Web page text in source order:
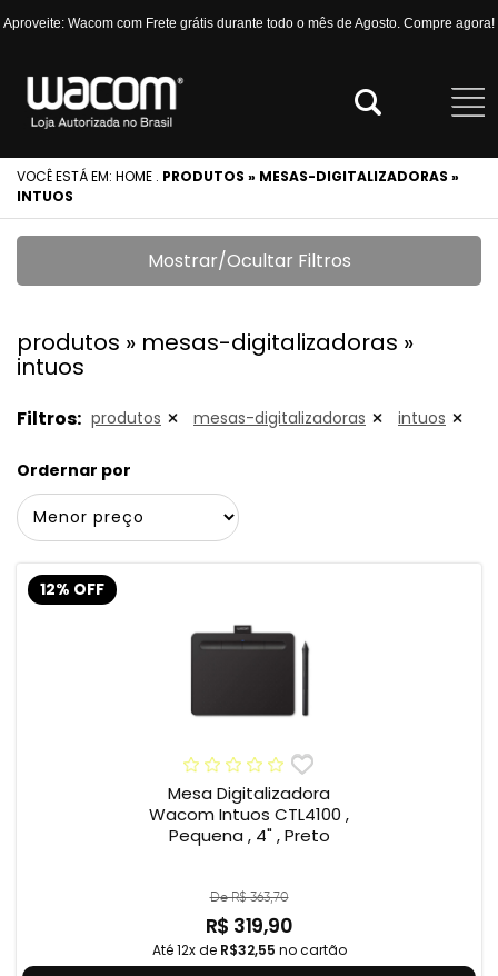
Aproveite: Wacom com Frete grátis durante todo o mês de Agosto. Compre agora!
VOCÊ ESTÁ EM: HOME . PRODUTOS » MESAS-DIGITALIZADORAS »
INTUOS
Mostrar/Ocultar Filtros
produtos » mesas-digitalizadoras »
intuos
Filtros: produtos mesas-digitalizadoras intuos
Ordernar por
12% OFF
Mesa Digitalizadora
Wacom Intuos CTL4100 ,
Pequena , 4" , Preto
De R$ 363,70
R$ 319,90
Até 12x de R$32,55 no cartão